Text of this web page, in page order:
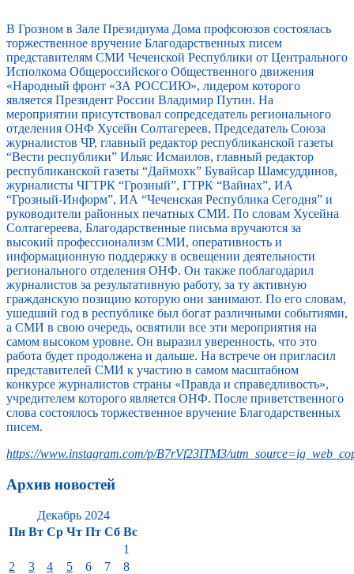
В Грозном в Зале Президиума Дома профсоюзов состоялась
торжественное вручение Благодарственных писем
представителям СМИ Чеченской Республики от Центрального
Исполкома Общероссийского Общественного движения
«Народный фронт «ЗА РОССИЮ», лидером которого
является Президент России Владимир Путин. На
мероприятии присутствовал сопредседатель регионального
отделения ОНФ Хусейн Солтагереев, Председатель Союза
журналистов ЧР, главный редактор республиканской газеты
“Вести республики” Ильяс Исмаилов, главный редактор
республиканской газеты “Даймохк” Бувайсар Шамсуддинов,
журналисты ЧГТРК “Грозный”, ГТРК “Вайнах”, ИА
“Грозный-Информ”, ИА “Чеченская Республика Сегодня” и
руководители районных печатных СМИ. По словам Хусейна
Солтагереева, Благодарственные письма вручаются за
высокий профессионализм СМИ, оперативность и
информационную поддержку в освещении деятельности
регионального отделения ОНФ. Он также поблагодарил
журналистов за результативную работу, за ту активную
гражданскую позицию которую они занимают. По его словам,
ушедший год в республике был богат различными событиями,
а СМИ в свою очередь, освятили все эти мероприятия на
самом высоком уровне. Он выразил уверенность, что это
работа будет продолжена и дальше. На встрече он пригласил
представителей СМИ к участию в самом масштабном
конкурсе журналистов страны «Правда и справедливость»,
учредителем которого является ОНФ. После приветственного
слова состоялось торжественное вручение Благодарственных
писем.
https://www.instagram.com/p/B7rVf23ITM3/
Архив новостей
Декабрь 2024
Пн Вт Ср Чт Пт Сб Вс
1
2
3 4 5 6 7
8